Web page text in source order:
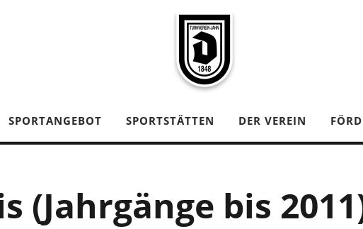
SPORTANGEBOT SPORTSTÄTTEN DER VEREIN
(Jahrgänge bis